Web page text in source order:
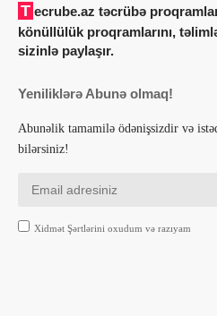
Tecrube.az təcrübə proqramlarını, pulsuz kursları,
könüllülük proqramlarını,
sizinlə paylaşır.
Yeniliklərə Abunə olmaq!
Abunəlik tamamilə ödənişsizdir və
bilərsiniz!
Xidmət Şərtlərini oxudum və razıyam